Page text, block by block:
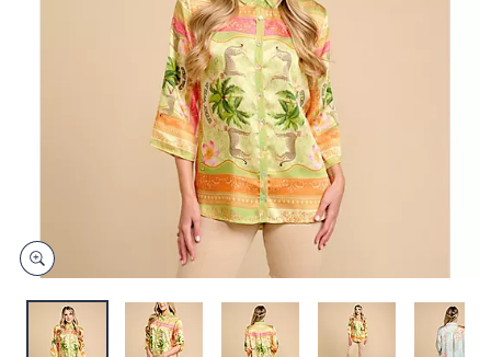
links
bzw.
diese